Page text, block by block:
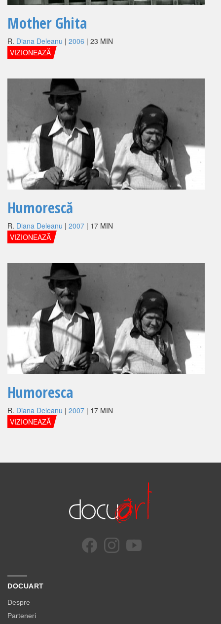
Mother Ghita
R. Diana Deleanu | 2006 | 23 MIN
VIZIONEAZĂ
Humorescă
R. Diana Deleanu | 2007 | 17 MIN
VIZIONEAZĂ
Humoresca
R. Diana Deleanu | 2007 | 17 MIN
VIZIONEAZĂ
DOCUART
Despre
Parteneri